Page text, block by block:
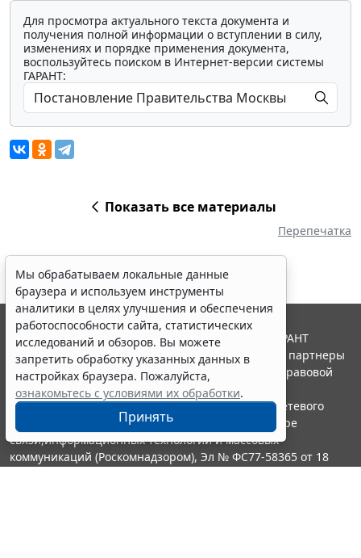
Для просмотра актуального текста документа и
получения полной информации о вступлении в силу,
изменениях и порядке применения документа,
воспользуйтесь поиском в Интернет-версии системы
ГАРАНТ:
Показать все материалы
Перепечатка
Мы обрабатываем локальные данные
браузера и используем инструменты
аналитики в целях улучшения и обеспечения
работоспособности сайта, статистических
исследований и обзоров. Вы можете
запретить обработку указанных данных в
настройках браузера. Пожалуйста,
ознакомьтесь с условиями их обработки.
Принять
© ООО "НПП "ГАРАНТ-СЕРВИС", 2026. Система ГАРАНТ
выпускается с 1990 года. Компания "Гарант" и ее партнеры
являются участниками Российской ассоциации правовой
информации ГАРАНТ.
Портал ГАРАНТ.РУ зарегистрирован в качестве сетевого
издания Федеральной службой по надзору в сфере
связи,информационных технологий и массовых
коммуникаций (Роскомнадзором), Эл № ФС77-58365 от 18